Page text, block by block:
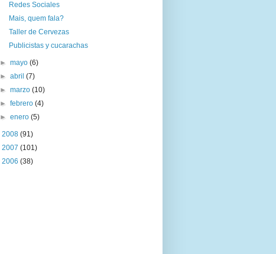
Redes Sociales
Mais, quem fala?
Taller de Cervezas
Publicistas y cucarachas
►mayo(6)
►abril(7)
►marzo(10)
►febrero(4)
►enero(5)
2008 (91)
2007 (101)
2006 (38)